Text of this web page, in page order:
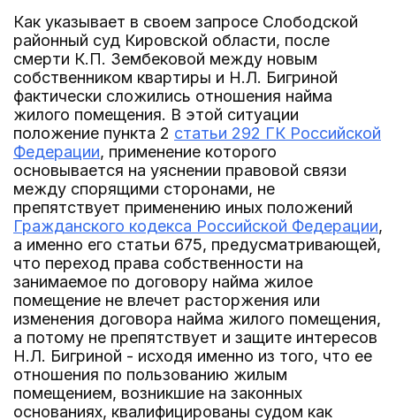
Как указывает в своем запросе Слободской
районный суд Кировской области, после
смерти К.П. Зембековой между новым
собственником квартиры и Н.Л. Бигриной
фактически сложились отношения найма
жилого помещения. В этой ситуации
положение пункта 2 статьи 292 ГК Российской
Федерации, применение которого
основывается на уяснении правовой связи
между спорящими сторонами, не
препятствует применению иных положений
Гражданского кодекса Российской Федерации,
а именно его статьи 675, предусматривающей,
что переход права собственности на
занимаемое по договору найма жилое
помещение не влечет расторжения или
изменения договора найма жилого помещения,
а потому не препятствует и защите интересов
Н.Л. Бигриной - исходя именно из того, что ее
отношения по пользованию жилым
помещением, возникшие на законных
основаниях, квалифицированы судом как